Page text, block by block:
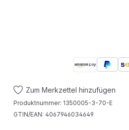
Zum Merkzettel hinzufügen
Produktnummer: 1350005-3-70-E
GTIN/EAN: 4067946034649